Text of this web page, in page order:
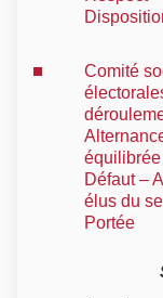
Comité
équilibrée
Défaut –
élus du
Portée